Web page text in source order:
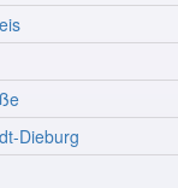
Dieburg